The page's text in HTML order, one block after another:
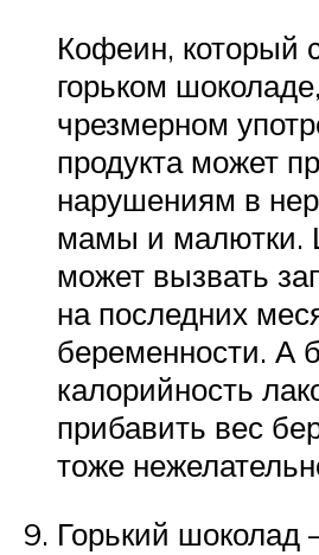
Кофеин, который
горьком
чрезмерном
продукта может
нарушениям в
мамы и малютки.
может вызвать
на последних
беременности. А
калорийность
прибавить вес
тоже
Горький шоколад